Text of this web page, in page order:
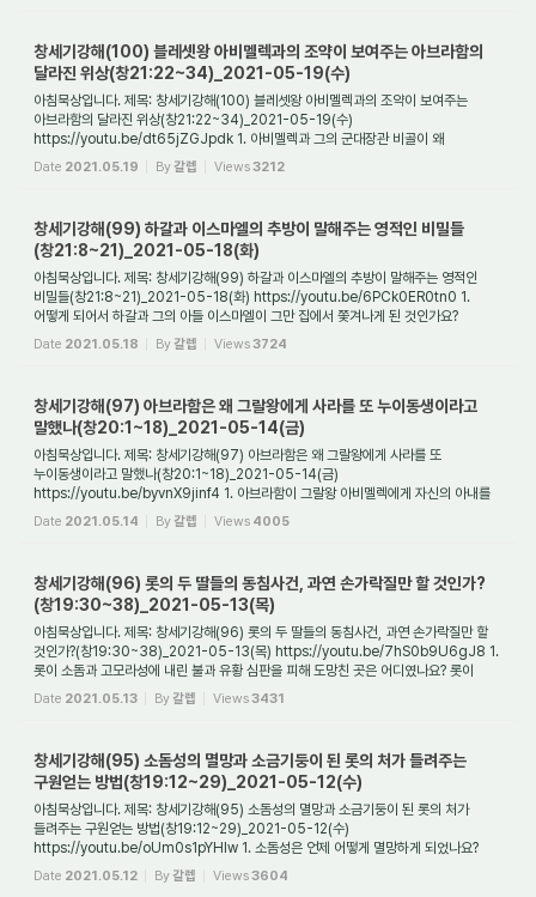
창세기강해(100) 블레셋왕 아비멜렉과의 조약이 보여주는 아브라함의
달라진 위상(창21:22~34)_2021-05-19(수)
아침묵상입니다. 제목: 창세기강해(100) 블레셋왕 아비멜렉과의 조약이 보여주는
아브라함의 달라진 위상(창21:22~34)_2021-05-19(수)
https://youtu.be/dt65jZGJpdk 1. 아비멜렉과 그의 군대장관 비골이 왜
아브라함을 찾아왔나요? 오늘은 우리에게 잘 알려진...
Date 2021.05.19 By갈렙 Views3212
창세기강해(99) 하갈과 이스마엘의 추방이 말해주는 영적인 비밀들
(창21:8~21)_2021-05-18(화)
아침묵상입니다. 제목: 창세기강해(99) 하갈과 이스마엘의 추방이 말해주는 영적인
비밀들(창21:8~21)_2021-05-18(화) https://youtu.be/6PCk0ER0tn0 1.
어떻게 되어서 하갈과 그의 아들 이스마엘이 그만 집에서 쫓겨나게 된 것인가요?
애굽여인 하갈은 여주인...
Date 2021.05.18 By갈렙 Views3724
창세기강해(97) 아브라함은 왜 그랄왕에게 사라를 또 누이동생이라고
말했나(창20:1~18)_2021-05-14(금)
아침묵상입니다. 제목: 창세기강해(97) 아브라함은 왜 그랄왕에게 사라를 또
누이동생이라고 말했나(창20:1~18)_2021-05-14(금)
https://youtu.be/byvnX9jinf4 1. 아브라함이 그랄왕 아비멜렉에게 자신의 아내를
누이동생이라고 한 때는 언제였나요? 아브라함...
Date 2021.05.14 By갈렙 Views 4005
창세기강해(96) 롯의 두 딸들의 동침사건, 과연 손가락질만 할 것인가?
(창19:30~38)_2021-05-13(목)
아침묵상입니다. 제목: 창세기강해(96) 롯의 두 딸들의 동침사건, 과연 손가락질만 할
것인가?(창19:30~38)_2021-05-13(목) https://youtu.be/7hS0b9U6gJ8 1.
롯이 소돔과 고모라성에 내린 불과 유황 심판을 피해 도망친 곳은 어디였나요? 롯이
불심판을 피해 ...
Date 2021.05.13 By갈렙 Views3431
창세기강해(95) 소돔성의 멸망과 소금기둥이 된 롯의 처가 들려주는
구원얻는 방법(창19:12~29)_2021-05-12(수)
아침묵상입니다. 제목: 창세기강해(95) 소돔성의 멸망과 소금기둥이 된 롯의 처가
들려주는 구원얻는 방법(창19:12~29)_2021-05-12(수)
https://youtu.be/oUm0s1pYHIw 1. 소돔성은 언제 어떻게 멸망하게 되었나요?
소돔성은 주변의 4개의 도시들(고모라, 아드...
Date 2021.05.12 By갈렙 Views3604